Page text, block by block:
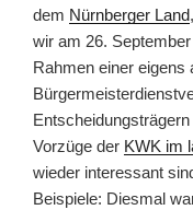
dem Nürnberger Land
wir am 26.
Rahmen einer eigens
Vorzüge der KWK im
wieder interessant
Beispiele: Diesmal